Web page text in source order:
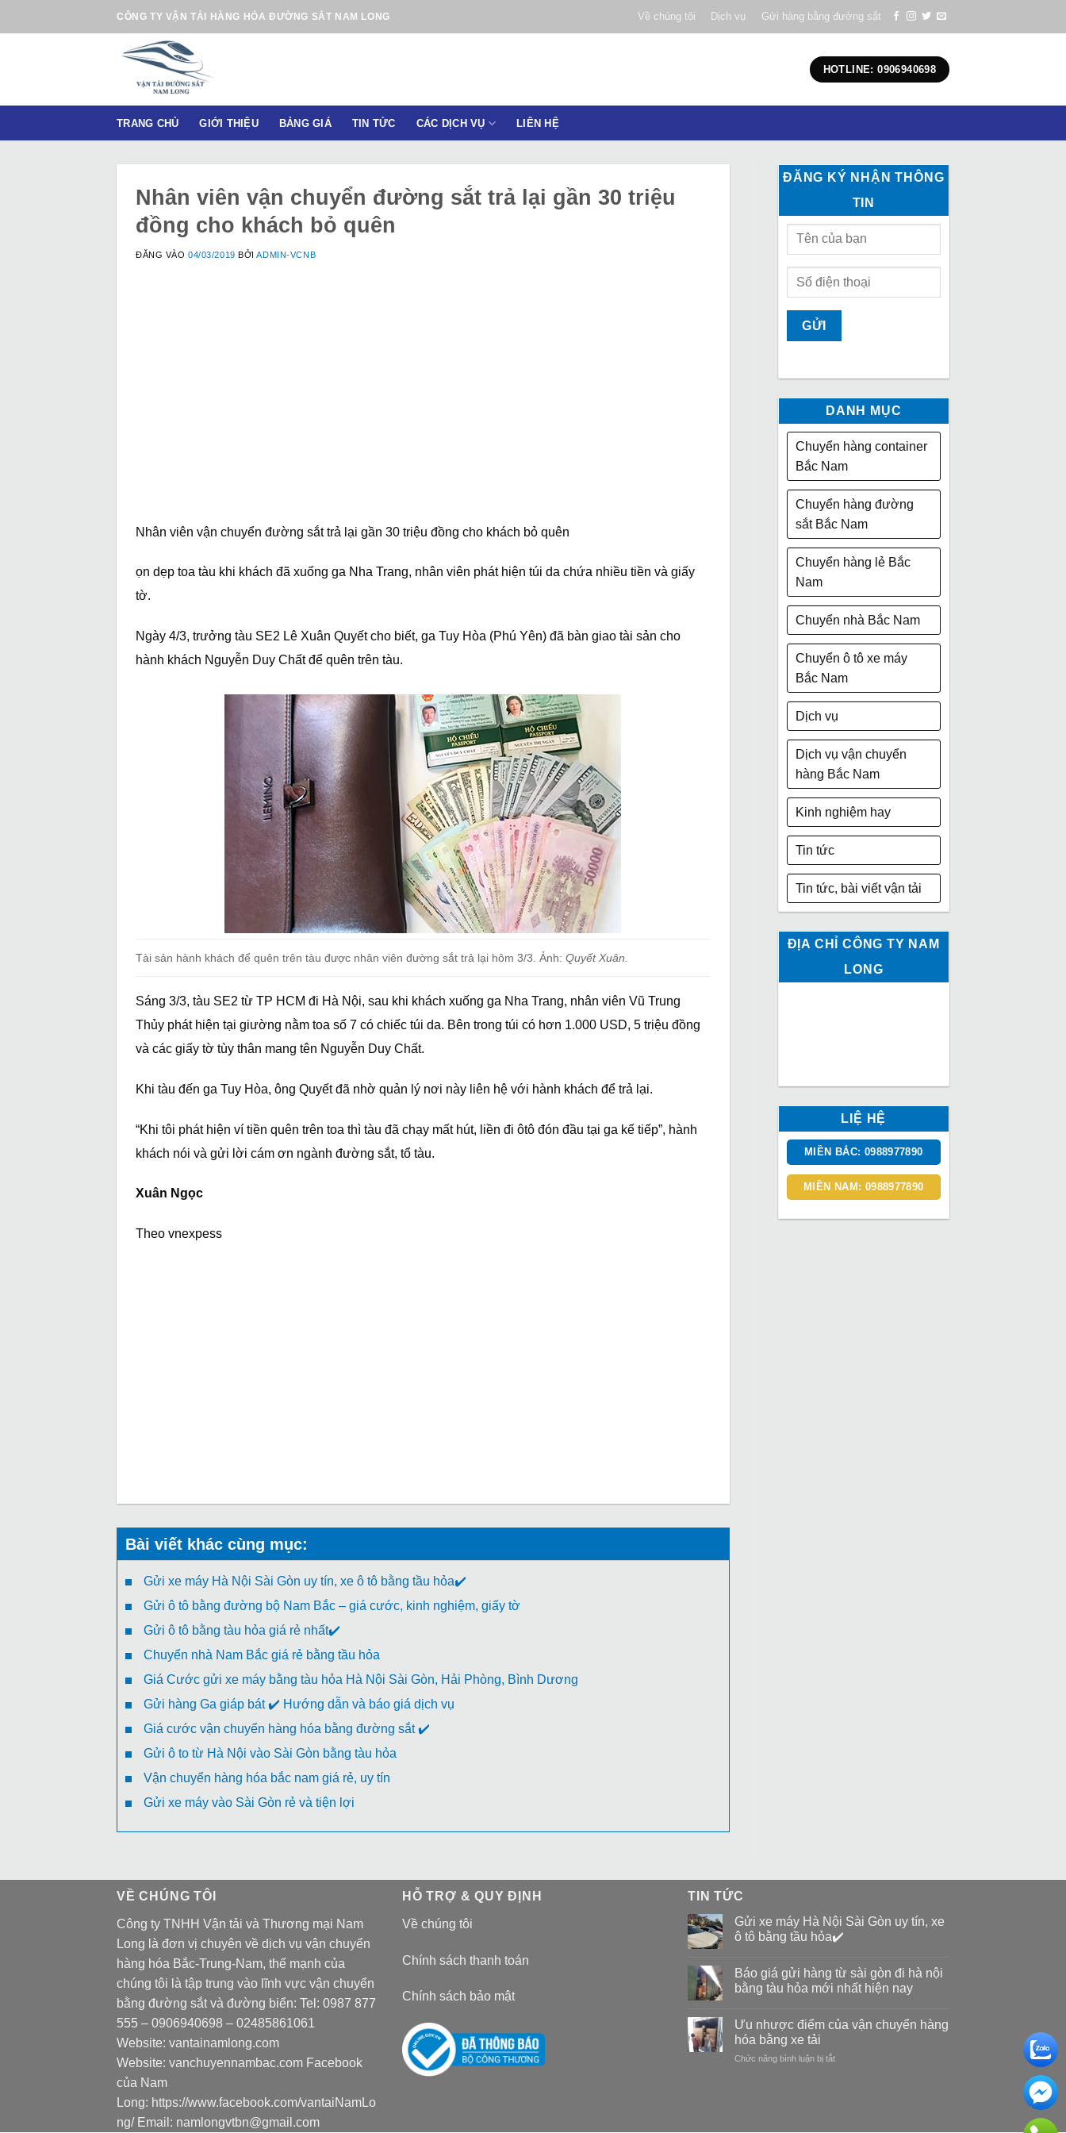
n
CÔNG TY VẬN TẢI HÀNG HÓA ĐƯỜNG SẮT NAM LONG Về chúng tôi Dịch vụ Gửi hàng bằng đường sắt
HOTLINE: 0906940698
TRANG CHỦ GIỚI THIỆU BẢNG GIÁ TIN TỨC CÁC DỊCH VỤ LIÊN HỆ
Nhân viên vận chuyển đường sắt trả lại gần 30 triệu
đồng cho khách bỏ quên
ĐĂNG VÀO04/03/2019 BỞIADMIN-VCNB
Nhân viên vận chuyển đường sắt trả lại gần 30 triệu đồng cho khách bỏ quên
ọn dẹp toa tàu khi khách đã xuống ga Nha Trang, nhân viên phát hiện túi da chứa nhiều tiền và giấy
tờ.
Ngày 4/3, trưởng tàu SE2 Lê Xuân Quyết cho biết, ga Tuy Hòa (Phú Yên) đã bàn giao tài sản cho
hành khách Nguyễn Duy Chất để quên trên tàu.
Tài sản hành khách để quên trên tàu được nhân viên đường sắt trả lại hôm 3/3. Ảnh:Quyết Xuân.
Sáng 3/3, tàu SE2 từ TP HCM đi Hà Nội, sau khi khách xuống ga Nha Trang, nhân viên Vũ Trung
Thủy phát hiện tại giường nằm toa số 7 có chiếc túi da. Bên trong túi có hơn 1.000 USD, 5 triệu đồng
và các giấy tờ tùy thân mang tên Nguyễn Duy Chất.
Khi tàu đến ga Tuy Hòa, ông Quyết đã nhờ quản lý nơi này liên hệ với hành khách để trả lại.
“Khi tôi phát hiện ví tiền quên trên toa thì tàu đã chạy mất hút, liền đi ôtô đón đầu tại ga kế tiếp”, hành
khách nói và gửi lời cám ơn ngành đường sắt, tổ tàu.
Xuân Ngọc
Theo vnexpess
Bài viết khác cùng mục:
Gửi xe máy Hà Nội Sài Gòn uy tín, xe ô tô bằng tầu hỏa✔️
Gửi ô tô bằng đường bộ Nam Bắc – giá cước, kinh nghiệm, giấy tờ
Gửi ô tô bằng tàu hỏa giá rẻ nhất✔️
Chuyển nhà Nam Bắc giá rẻ bằng tầu hỏa
Giá Cước gửi xe máy bằng tàu hỏa Hà Nội Sài Gòn, Hải Phòng, Bình Dương
Gửi hàng Ga giáp bát ✔️ Hướng dẫn và báo giá dịch vụ
Giá cước vận chuyển hàng hóa bằng đường sắt ✔️
Gửi ô to từ Hà Nội vào Sài Gòn bằng tàu hỏa
Vận chuyển hàng hóa bắc nam giá rẻ, uy tín
Gửi xe máy vào Sài Gòn rẻ và tiện lợi
ĐĂNG KÝ NHẬN THÔNG
TIN
DANH MỤC
Chuyển hàng container
Bắc Nam
Chuyển hàng đường
sắt Bắc Nam
Chuyển hàng lẻ Bắc
Nam
Chuyển nhà Bắc Nam
Chuyển ô tô xe máy
Bắc Nam
Dịch vụ
Dịch vụ vận chuyển
hàng Bắc Nam
Kinh nghiệm hay
Tin tức
Tin tức, bài viết vận tải
ĐỊA CHỈ CÔNG TY NAM
LONG
LIỆ HỆ
MIỀN BẮC: 0988977890
MIỀN NAM: 0988977890
VỀ CHÚNG TÔI
Công ty TNHH Vận tải và Thương mại Nam
Long là đơn vị chuyên về dịch vụ vận chuyển
hàng hóa Bắc-Trung-Nam, thế mạnh của
chúng tôi là tập trung vào lĩnh vực vận chuyển
bằng đường sắt và đường biển: Tel: 0987 877
555 – 0906940698 – 02485861061
Website: vantainamlong.com
Website: vanchuyennambac.com Facebook
của Nam
Long: https://www.facebook.com/vantaiNamLo
ng/Email: namlongvtbn@gmail.com
HỖ TRỢ & QUY ĐỊNH
Về chúng tôi
Chính sách thanh toán
Chính sách bảo mật
TIN TỨC
Gửi xe máy Hà Nội Sài Gòn uy tín, xe
ô tô bằng tầu hỏa✔️
Báo giá gửi hàng từ sài gòn đi hà nội
bằng tàu hỏa mới nhất hiện nay
Ưu nhược điểm của vận chuyển hàng
hóa bằng xe tải
Chức năng bình luận bị tắt